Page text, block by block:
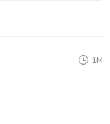
1M